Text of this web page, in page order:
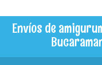
Envíos de